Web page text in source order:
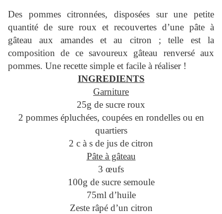
Des pommes citronnées, disposées sur une petite
quantité de sure roux et recouvertes d’une pâte à
gâteau aux amandes et au citron ; telle est la
composition de ce savoureux gâteau renversé aux
pommes. Une recette simple et facile à réaliser !
INGREDIENTS
Garniture
25g de sucre roux
2 pommes épluchées, coupées en rondelles ou en
quartiers
2 c à s de jus de citron
Pâte à gâteau
3 œufs
100g de sucre semoule
75ml d’huile
Zeste râpé d’un citron